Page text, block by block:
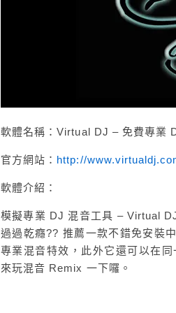
軟體名稱：Virtual DJ – 免費專業
官方網站： http://
軟體介紹：
模擬專業 DJ 混音工具 – Virtual
過過乾癮?? 推薦一款不錯免安裝
專業混音特效，此外它還可以在
來玩混音 Remix 一下囉。